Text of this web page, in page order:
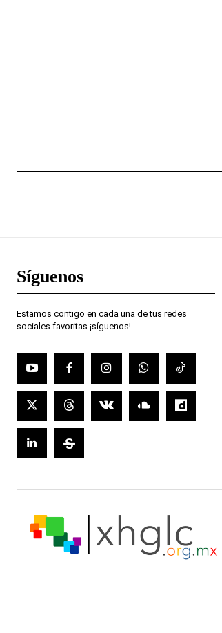
Síguenos
Estamos contigo en cada una de tus redes
sociales favoritas ¡síguenos!